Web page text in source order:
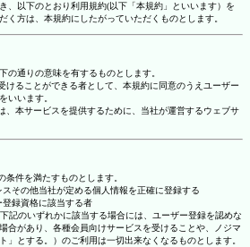
、以下のとおり利用規約(以下「本規約」といいます）を
く方は、本規約にしたがっていただくものとします。
の通りの意味を有するものとします。
けることができる者として、本規約に同意のうえユーザー
いいます。
、本サービスを提供するために、当社が運営するウェブサ
条件を満たすものとします。
その他当社が定める個人情報を正確に登録する
録資格に該当する者
記のいずれかに該当する場合には、ユーザー登録を認めな
合があり、各種会員向けサービスを受けることや、ノジマ
」とする。）のご利用は一切出来なくなるものとします。